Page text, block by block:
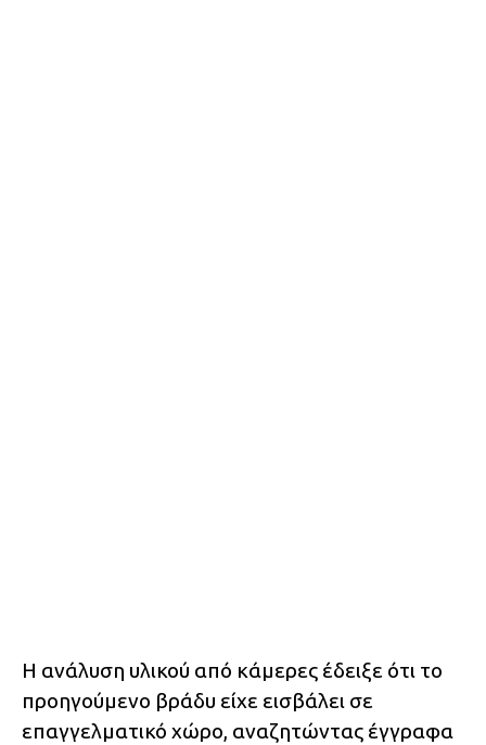
Η ανάλυση υλικού από κάμερες έδειξε ότι το
προηγούμενο βράδυ είχε εισβάλει σε
επαγγελματικό χώρο, αναζητώντας έγγραφα